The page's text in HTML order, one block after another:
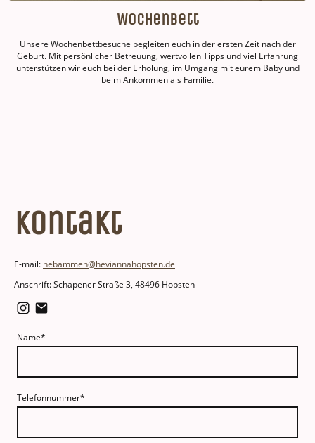
Wochenbett
Unsere Wochenbettbesuche begleiten euch in der ersten Zeit nach der
Geburt. Mit persönlicher Betreuung, wertvollen Tipps und viel Erfahrung
unterstützen wir euch bei der Erholung, im Umgang mit eurem Baby und
beim Ankommen als Familie.
Kontakt
E-mail: hebammen@heviannahopsten.de
Anschrift: Schapener Straße 3, 48496 Hopsten
Name*
Telefonnummer*